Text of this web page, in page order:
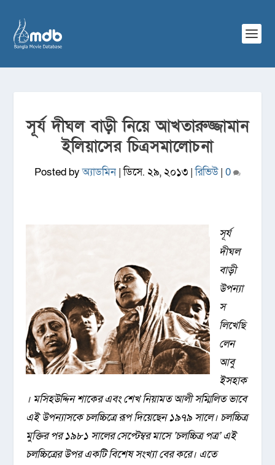
সূর্য দীঘল বাড়ী নিয়ে আখতারুজ্জামান
ইলিয়াসের চিত্রসমালোচনা
Posted byঅ্যাডমিন|ডিসে. ২৯, ২০১৩ |রিভিউ| 0
সূর্য
দীঘল
বাড়ী
উপন্যা
স
লিখেছি
লেন
আবু
ইসহাক
। মসিহউদ্দিন শাকের এবং শেখ নিয়ামত আলী সম্মিলিত ভাবে
এই উপন্যাসকে চলচ্চিত্রে রূপ দিয়েছেন ১৯৭৯ সালে। চলচ্চিত্র
মুক্তির পর ১৯৮১ সালের সেপ্টেম্বর মাসে ‘চলচ্চিত্র পত্র’ এই
চলচ্চিত্রের উপর একটি বিশেষ সংখ্যা বের করে। এতে